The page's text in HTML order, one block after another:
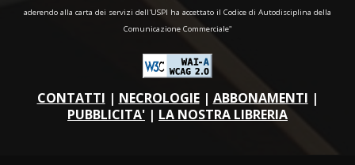
aderendo alla carta dei servizi dell'USPI ha accettato il Codice di Autodisciplina della
Comunicazione Commerciale"
CONTATTI | NECROLOGIE| ABBONAMENTI |
PUBBLICITA' | LA NOSTRA LIBRERIA